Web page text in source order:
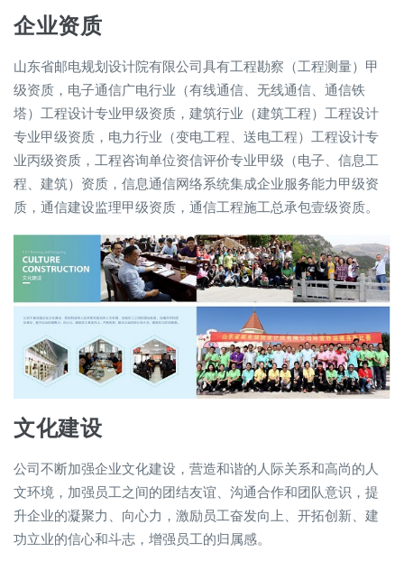
企业资质
山东省邮电规划设计院有限公司具有工程勘察（工程测量）甲
级资质，电子通信广电行业（有线通信、无线通信、通信铁
塔）工程设计专业甲级资质，建筑行业（建筑工程）工程设计
专业甲级资质，电力行业（变电工程、送电工程）工程设计专
业丙级资质，工程咨询单位资信评价专业甲级（电子、信息工
程、建筑）资质，信息通信网络系统集成企业服务能力甲级资
质，通信建设监理甲级资质，通信工程施工总承包壹级资质。
文化建设
公司不断加强企业文化建设，营造和谐的人际关系和高尚的人
文环境，加强员工之间的团结友谊、沟通合作和团队意识，提
升企业的凝聚力、向心力，激励员工奋发向上、开拓创新、建
功立业的信心和斗志，增强员工的归属感。